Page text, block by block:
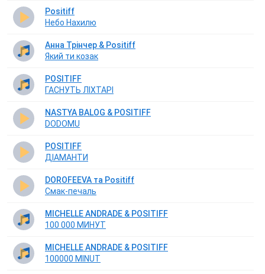
Positiff
Небо Нахилю
Анна Трінчер & Positiff
Який ти козак
POSITIFF
ГАСНУТЬ ЛІХТАРІ
NASTYA BALOG & POSITIFF
DODOMU
POSITIFF
ДІАМАНТИ
DOROFEEVA та Positiff
Смак-печаль
MICHELLE ANDRADE & POSITIFF
100 000 МИНУТ
MICHELLE ANDRADE & POSITIFF
100000 MINUT